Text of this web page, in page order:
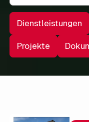
Dienstleistungen
Projekte